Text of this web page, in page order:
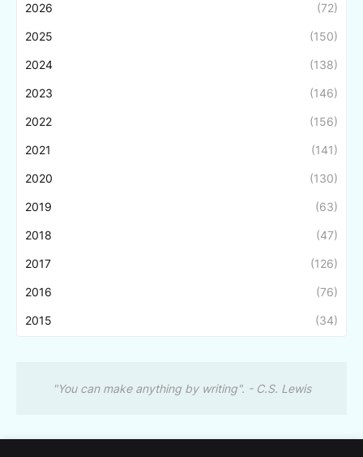
2026 (72)
2025 (150)
2024 (138)
2023 (146)
2022 (156)
2021 (141)
2020 (130)
2019 (63)
2018 (47)
2017 (126)
2016 (76)
2015 (34)
"You can make anything by writing". - C.S. Lewis